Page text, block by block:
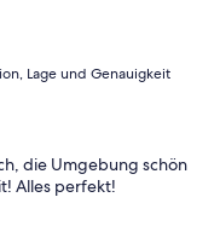
Lage und Genauigkeit
die Umgebung schön
Alles perfekt!